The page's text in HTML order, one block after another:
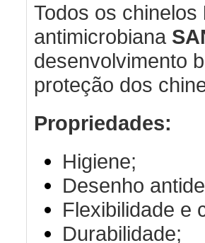
Todos os chinelos
antimicrobiana
desenvolvimento
proteção dos
Propriedades:
Higiene;
Desenho
Flexibilidade e
Durabilidade;